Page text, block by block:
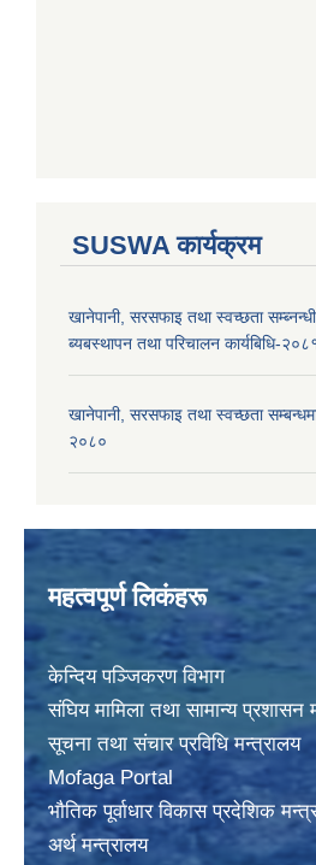
SUSWA कार्यक्रम
खानेपानी, सरसफाइ तथा स्वच्छता
ब्यबस्थापन तथा परिचालन कार्यबिधि-
खानेपानी, सरसफाइ तथा स्वच्छता
२०८०
महत्वपूर्ण लिकंहरू
केन्दिय पञ्जिकरण विभाग
संघिय मामिला तथा सामान्य प्रशासन
सूचना तथा संचार प्रविधि मन्त्रालय
Mofaga Portal
भाैतिक पूर्वाधार विकास प्रदेशिक
अर्थ मन्त्रालय